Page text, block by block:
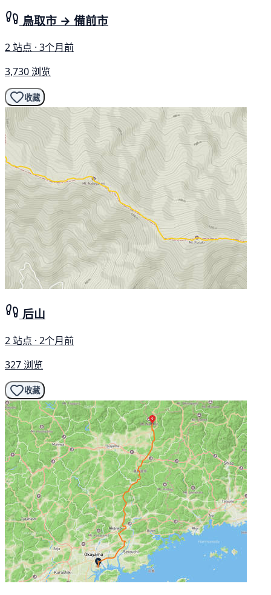
鳥取市 → 備前市
2 站点 · 3个月前
3,730 浏览
收藏
后山
2 站点 · 2个月前
327 浏览
收藏